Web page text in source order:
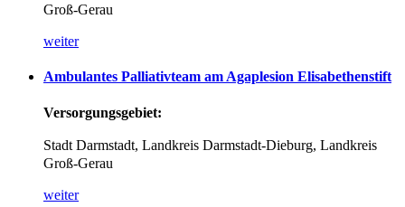
Groß-Gerau
weiter
Ambulantes Palliativteam am Agaplesion Elisabethenstift
Versorgungsgebiet:
Stadt Darmstadt, Landkreis Darmstadt-Dieburg, Landkreis
Groß-Gerau
weiter